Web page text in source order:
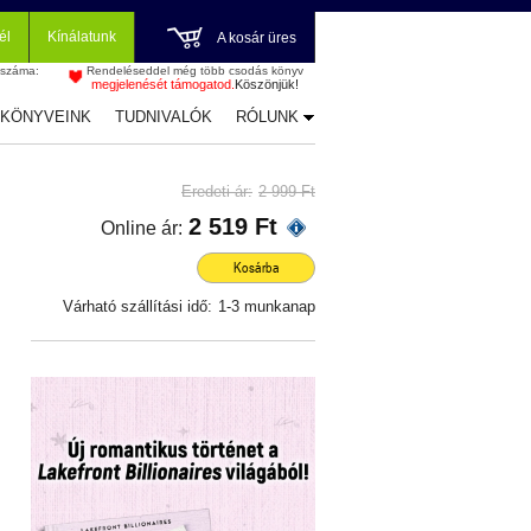
Kínálatunk A kosár üres
Rendeléseddel még több csodás könyv
megjelenését támogatod. Köszönjük!
TUDNIVALÓK RÓLUNK
Eredeti ár: 2 999 Ft
Online ár: 2 519 Ft
Kosárba
Várható szállítási idő: 1-3 munkanap